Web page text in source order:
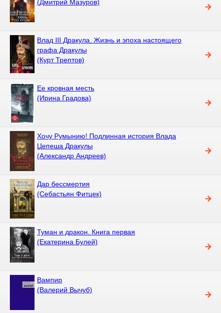
(Дмитрий Мазуров)
Влад III Дракула. Жизнь и эпоха настоящего
графа Дракулы
(Курт Трептов)
Ее кровная месть
(Ирина Градова)
Хочу Румынию! Подлинная история Влада
Цепеша Дракулы
(Александр Андреев)
Дар бессмертия
(Себастьян Фитцек)
Туман и дракон. Книга первая
(Екатерина Булей)
Вампир
(Валерий Вычуб)